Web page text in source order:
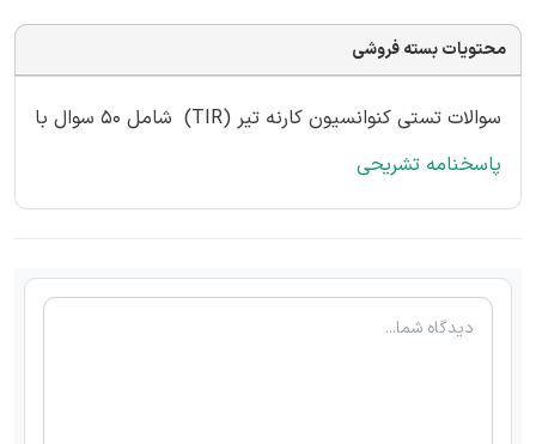
محتویات بسته فروشی
سوالات تستی کنوانسیون کارنه تیر (TIR) شامل 50 سوال با
پاسخنامه تشریحی